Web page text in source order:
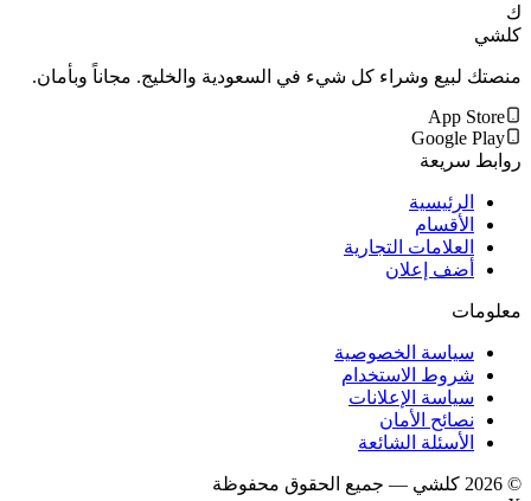
ك
كلشي
منصتك لبيع وشراء كل شيء في السعودية والخليج. مجاناً وبأمان.
App Store
Google Play
روابط سريعة
الرئيسية
الأقسام
العلامات التجارية
أضف إعلان
معلومات
سياسة الخصوصية
شروط الاستخدام
سياسة الإعلانات
نصائح الأمان
الأسئلة الشائعة
©
2026 كلشي — جميع الحقوق محفوظة